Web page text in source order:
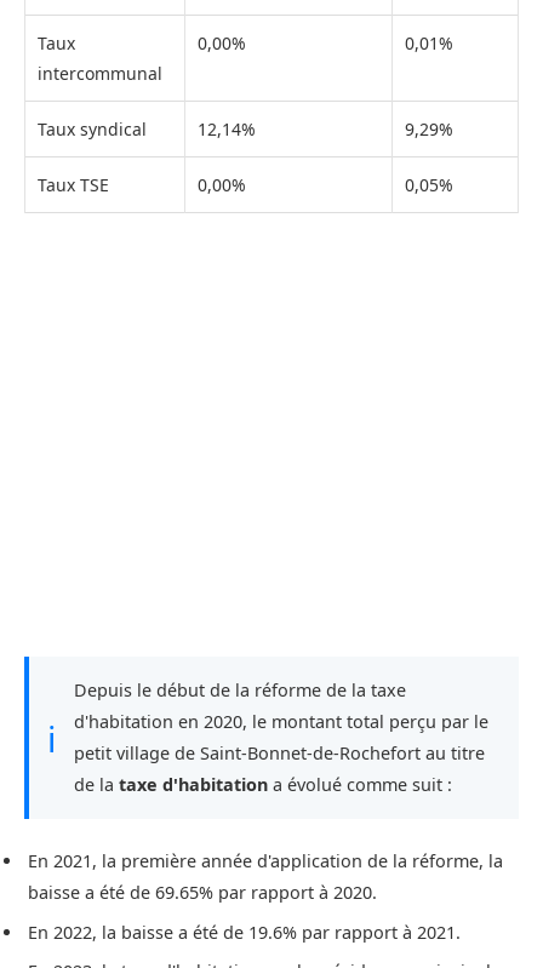
Taux
intercommunal
0,00% 0,01%
Taux syndical 12,14% 9,29%
Taux TSE 0,00% 0,05%
ℹ
Depuis le début de la réforme de la taxe
d'habitation en 2020, le montant total perçu par le
petit village de Saint-Bonnet-de-Rochefort au titre
de la taxe d'habitation a évolué comme suit :
En 2021, la première année d'application de la réforme, la
baisse a été de 69.65% par rapport à 2020.
En 2022, la baisse a été de 19.6% par rapport à 2021.